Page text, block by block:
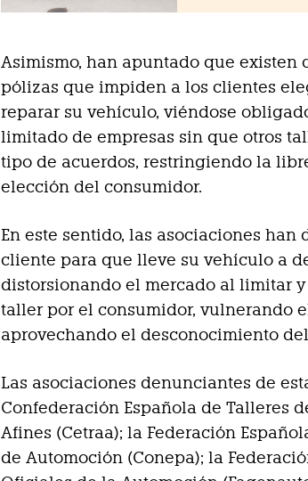
Asimismo, han apuntado que existen
pólizas que impiden a los clientes
reparar su vehículo, viéndose
limitado de empresas sin que otros
tipo de acuerdos, restringiendo la
elección del consumidor.
En este sentido, las asociaciones
cliente para que lleve su vehículo a
distorsionando el mercado al limitar
taller por el consumidor, vulnerando
aprovechando el desconocimiento
Las asociaciones denunciantes de
Confederación Española de Talleres
Afines (Cetraa); la Federación
de Automoción (Conepa); la